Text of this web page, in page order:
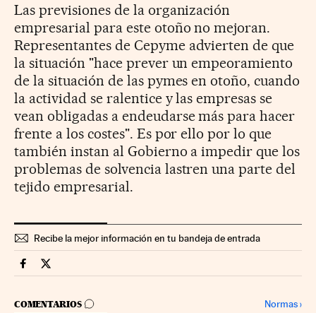
Las previsiones de la organización
empresarial para este otoño no mejoran.
Representantes de Cepyme advierten de que
la situación "hace prever un empeoramiento
de la situación de las pymes en otoño, cuando
la actividad se ralentice y las empresas se
vean obligadas a endeudarse más para hacer
frente a los costes". Es por ello por lo que
también instan al Gobierno a impedir que los
problemas de solvencia lastren una parte del
tejido empresarial.
Recibe la mejor información en tu bandeja de entrada
Territorio Pyme Cinco Días en Facebook
Territorio Pyme Cinco Días en Twitter
COMENTARIOS
IR A LOS COMENTARIOS Normas›